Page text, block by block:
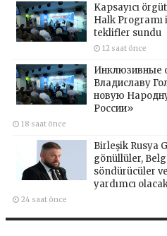
Kapsayıcı
Halk Programı
teklifler sundu
12 saat önce
Инклюзивные
Владиславу
новую
России»
18 saat önce
Birleşik Rusya
gönüllüler,
söndürücüler
yardımcı
24 saat önce